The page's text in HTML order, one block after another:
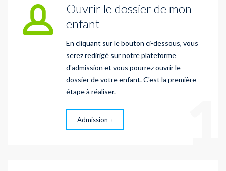
Ouvrir le dossier de mon
enfant
En cliquant sur le bouton ci-dessous, vous
serez redirigé sur notre plateforme
d'admission et vous pourrez ouvrir le
dossier de votre enfant. C'est la première
étape à réaliser.
Admission